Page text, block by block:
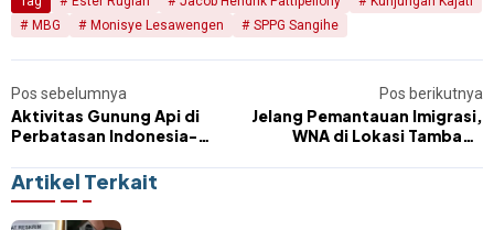
MBG
Monisye Lesawengen SPPG Sangihe
Pos sebelumnya
Aktivitas Gunung Api di
Perbatasan Indonesia-
Bahaya Diperluas
Pos berikutnya
Jelang Pemantauan Imigrasi,
WNA di Lokasi Tambang
Menghilang
Artikel Terkait